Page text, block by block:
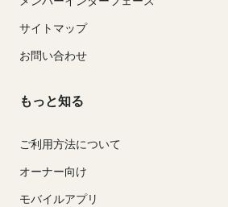
サイトマップ
お問い合わせ
もっと知る
ご利用方法について
オーナー向け
モバイルアプリ